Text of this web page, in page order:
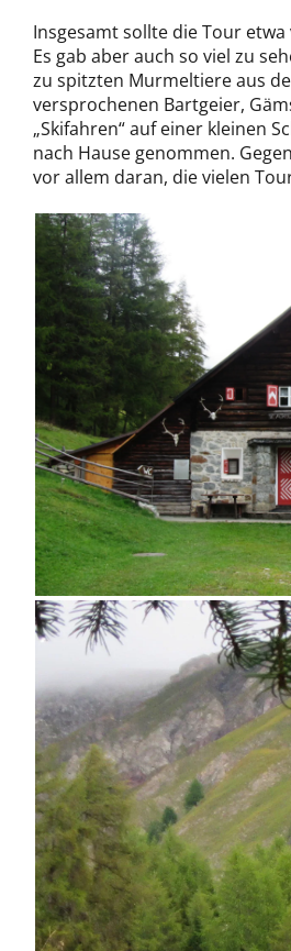
Insgesamt sollte die Tour
Es gab aber auch so viel zu
zu spitzten Murmeltiere aus
versprochenen Bartgeier,
„Skifahren“ auf einer kleinen
nach Hause genommen.
vor allem daran, die vielen